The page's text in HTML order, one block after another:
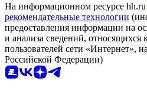
На информационном ресурсе hh.ru
рекомендательные технологии
предоставления информации на
и анализа сведений, относящихся
пользователей сети «Интернет»,
Российской Федерации)